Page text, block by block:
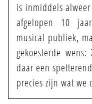
is inmiddels
afgelopen 10
musical publiek,
gekoesterde
daar een
precies zijn wat we